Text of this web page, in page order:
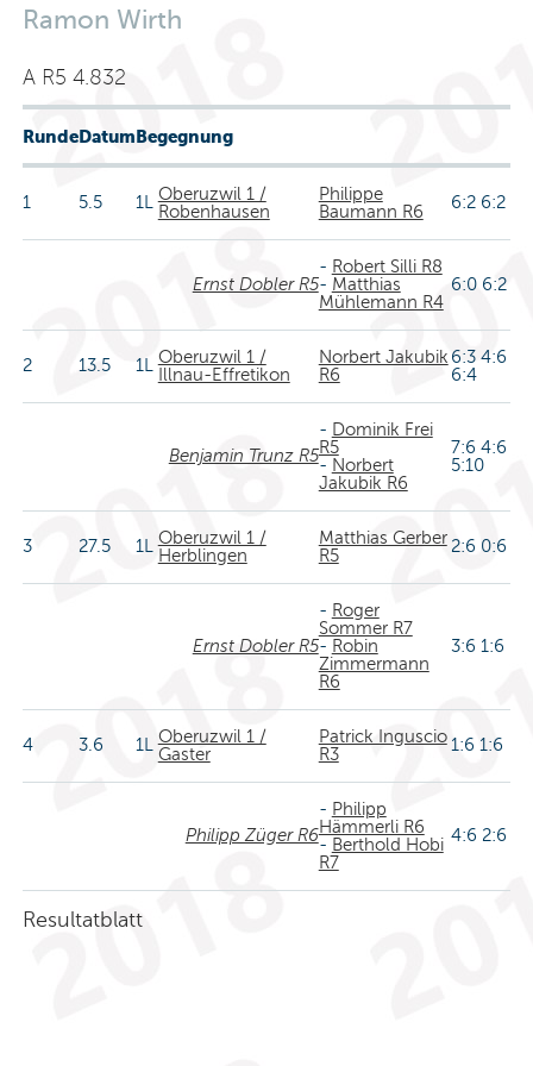
Ramon Wirth
A R5 4.832
RundeDatumBegegnung
1 5.5 1LOberuzwil 1 /
Robenhausen
Philippe
Baumann R6
6:2 6:2
Ernst Dobler R5
- Robert Silli R8
- Matthias
Mühlemann R4
6:0 6:2
2 13.5 1LOberuzwil 1 /
Illnau-Effretikon
Norbert Jakubik
R6
6:3 4:6
6:4
Benjamin Trunz R5
- Dominik Frei
R5
- Norbert
Jakubik R6
7:6 4:6
5:10
3 27.5 1LOberuzwil 1 /
Herblingen
Matthias Gerber
R5
2:6 0:6
Ernst Dobler R5
- Roger
Sommer R7
- Robin
Zimmermann
R6
3:6 1:6
4 3.6 1LOberuzwil 1 /
Gaster
Patrick Inguscio
R3
1:6 1:6
Philipp Züger R6
- Philipp
Hämmerli R6
- Berthold Hobi
R7
4:6 2:6
Resultatblatt